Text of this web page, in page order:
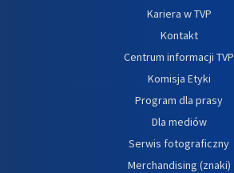
Kariera w TVP
Kontakt
Centrum informacji TVP
Komisja Etyki
Program dla prasy
Dla mediów
Serwis fotograficzny
Merchandising (znaki)